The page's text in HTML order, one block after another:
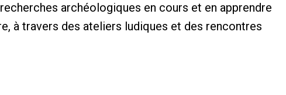
archéologiques en cours et en apprendre
à travers des ateliers ludiques et des rencontres